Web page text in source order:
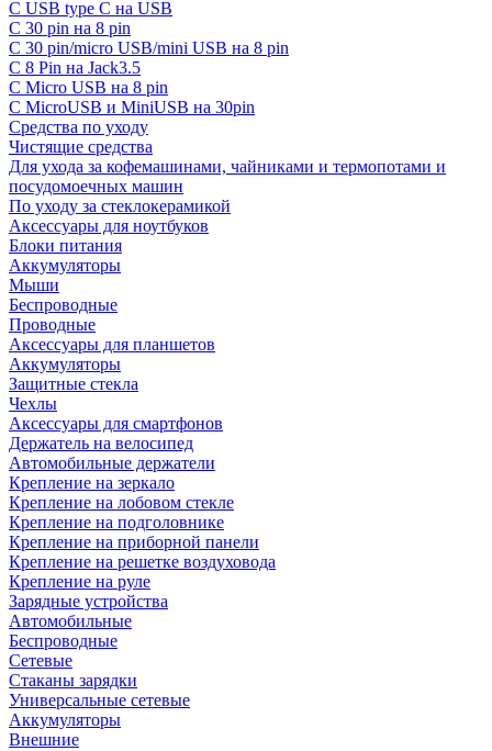
С USB type C на USB
С 30 pin на 8 pin
С 30 pin/micro USB/mini USB на 8 pin
С 8 Pin на Jack3.5
С Micro USB на 8 pin
С MicroUSB и MiniUSB на 30pin
Средства по уходу
Чистящие средства
Для ухода за кофемашинами, чайниками и термопотами и
посудомоечных машин
По уходу за стеклокерамикой
Аксессуары для ноутбуков
Блоки питания
Аккумуляторы
Мыши
Беспроводные
Проводные
Аксессуары для планшетов
Аккумуляторы
Защитные стекла
Чехлы
Аксессуары для смартфонов
Держатель на велосипед
Автомобильные держатели
Крепление на зеркало
Крепление на лобовом стекле
Крепление на подголовнике
Крепление на приборной панели
Крепление на решетке воздуховода
Крепление на руле
Зарядные устройства
Автомобильные
Беспроводные
Сетевые
Стаканы зарядки
Универсальные сетевые
Аккумуляторы
Внешние